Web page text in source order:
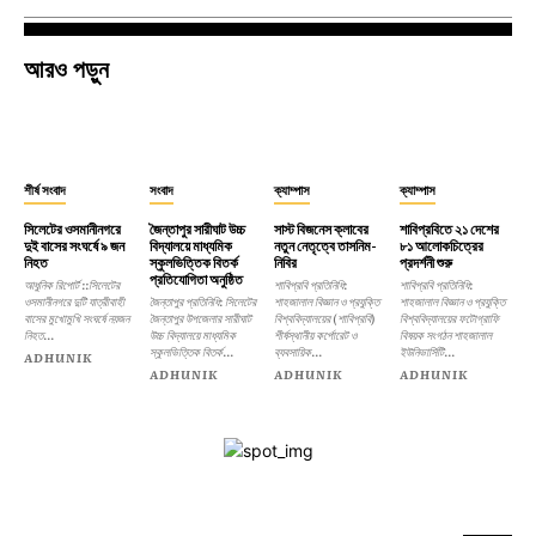
আরও পড়ুন
শীর্ষ সংবাদ
সিলেটের ওসমানীনগরে
দুই বাসের সংঘর্ষে ৯ জন
নিহত
আধুনিক রিপোর্ট ::সিলেটের
ওসমানীনগরে দুটি যাত্রীবাহী
বাসের মুখোমুখি সংঘর্ষে নয়জন
নিহত...
ADHUNIK
সংবাদ
জৈন্তাপুর সারীঘাট উচ্চ
বিদ্যালয়ে মাধ্যমিক
স্কুলভিত্তিক বিতর্ক
প্রতিযোগিতা অনুষ্ঠিত
জৈন্তাপুর প্রতিনিধি: সিলেটের
জৈন্তাপুর উপজেলার সারীঘাট
উচ্চ বিদ্যালয়ে মাধ্যমিক
স্কুলভিত্তিক বিতর্ক...
ADHUNIK
ক্যাম্পাস
সাস্ট বিজনেস ক্লাবের
নতুন নেতৃত্বে তাসনিম-
নিবির
শাবিপ্রবি প্রতিনিধি:
শাহজালাল বিজ্ঞান ও প্রযুক্তি
বিশ্ববিদ্যালয়ের (শাবিপ্রবি)
শীর্ষস্থানীয় কর্পোরেট ও
ব্যবসায়িক...
ADHUNIK
ক্যাম্পাস
শাবিপ্রবিতে ২১ দেশের
৮১ আলোকচিত্রের
প্রদর্শনী শুরু
শাবিপ্রবি প্রতিনিধি:
শাহজালাল বিজ্ঞান ও প্রযুক্তি
বিশ্ববিদ্যালয়ের ফটোগ্রাফি
বিষয়ক সংগঠন শাহজালাল
ইউনিভার্সিটি...
ADHUNIK